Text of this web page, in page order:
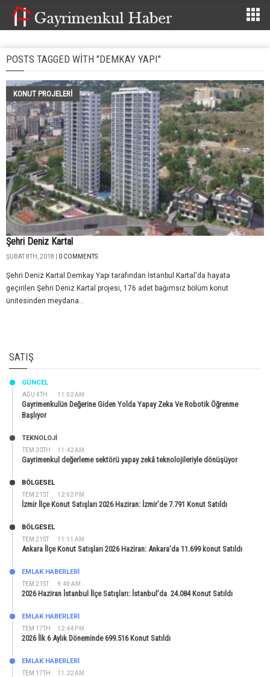
POSTS TAGGED WITH "DEMKAY YAPI"
KONUT PROJELERI
Şehri Deniz Kartal
ŞUBAT 8TH, 2018 | 0 COMMENTS
Şehri Deniz Kartal Demkay Yapı tarafından İstanbul Kartal'da hayata
geçirilen Şehri Deniz Kartal projesi, 176 adet bağımsız bölüm konut
ünitesinden meydana...
SATIŞ
AĞU 4TH 11:02 AM
GÜNCEL
Gayrimenkulün Değerine Giden Yolda Yapay Zeka Ve Robotik Öğrenme
Başlıyor
TEM 30TH 11:42 AM
TEKNOLOJİ
Gayrimenkul değerleme sektörü yapay zekâ teknolojileriyle dönüşüyor
TEM 21ST 12:02 PM
BÖLGESEL
İzmir İlçe Konut Satışları 2026 Haziran: İzmir’de 7.791 Konut Satıldı
TEM 21ST 11:11 AM
BÖLGESEL
Ankara İlçe Konut Satışları 2026 Haziran: Ankara’da 11.699 konut Satıldı
TEM 21ST 9:40 AM
EMLAK HABERLERI
2026 Haziran İstanbul İlçe Satışları: İstanbul’da 24.084 Konut Satıldı
TEM 17TH 12:44 PM
EMLAK HABERLERI
2026 İlk 6 Aylık Döneminde 699.516 Konut Satıldı
TEM 17TH 11:22 AM
EMLAK HABERLERI